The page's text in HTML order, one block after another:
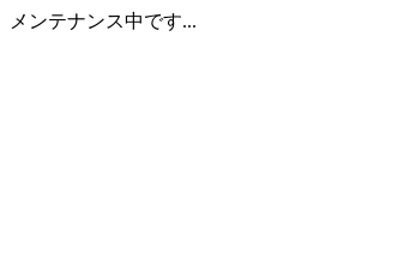
メンテナンス中です...